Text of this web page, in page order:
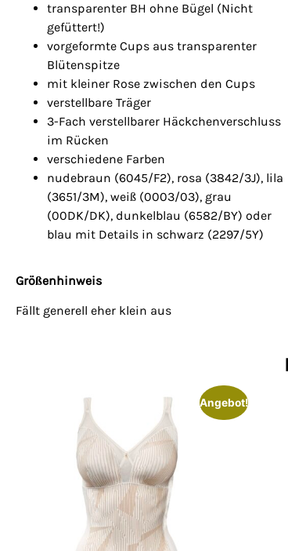
transparenter BH ohne Bügel (Nicht
gefüttert!)
vorgeformte Cups aus transparenter
Blütenspitze
mit kleiner Rose zwischen den Cups
verstellbare Träger
3-Fach verstellbarer Häckchenverschluss
im Rücken
verschiedene Farben
nudebraun (6045/F2), rosa (3842/3J), lila
(3651/3M), weiß (0003/03), grau
(00DK/DK), dunkelblau (6582/BY) oder
blau mit Details in schwarz (2297/5Y)
Größenhinweis
Fällt generell eher klein aus
Angebot!